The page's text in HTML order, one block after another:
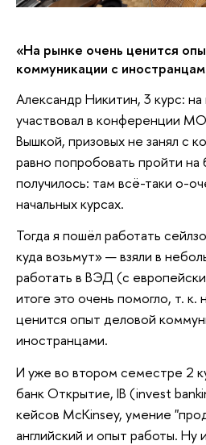
«На рынке очень ценится
коммуникации с
Александр Никитин, 3 курс:
участвовал в конференции
Вышкой, призовых не занял с
равно попробовать пройти на
получилось: там всё-таки о-
начальных курсах.
Тогда я пошёл работать
куда возьмут» — взяли в
работать в ВЭД (с
итоге это очень помогло, т. к.
ценится опыт деловой
иностранцами.
И уже во втором семестре 2
банк Открытие, IB (invest
кейсов McKinsey, умение
английский и опыт работы. Ну